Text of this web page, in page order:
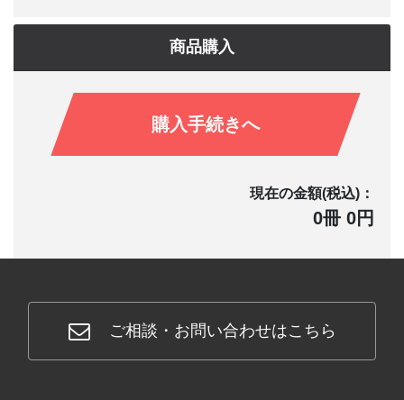
商品購入
購入手続きへ
現在の金額(税込)：
0冊 0円
ご相談・お問い合わせはこちら